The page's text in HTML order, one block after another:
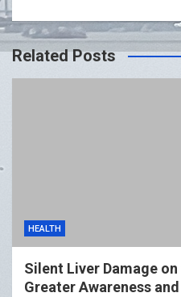
Related Posts
HEALTH
Silent Liver Damage
Greater Awareness